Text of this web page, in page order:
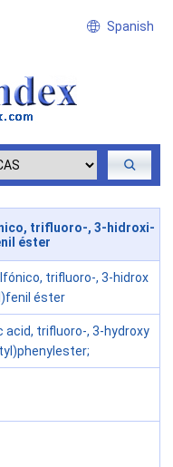
Spanish
trifluoro-, 3-hidroxi-
éster
trifluoro-, 3-hidrox
éster
acid, trifluoro-, 3-hydroxy